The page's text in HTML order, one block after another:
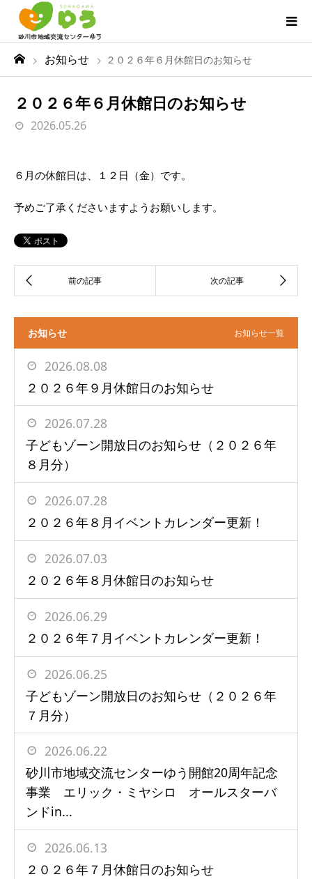
お知らせ ２０２６年６月休館日のお知らせ
２０２６年６月休館日のお知らせ
2026.05.26
６月の休館日は、１２日（金）です。
予めご了承くださいますようお願いします。
お知らせ お知らせ一覧
2026.08.08
２０２６年９月休館日のお知らせ
2026.07.28
子どもゾーン開放日のお知らせ（２０２６年
８月分）
2026.07.28
２０２６年８月イベントカレンダー更新！
2026.07.03
２０２６年８月休館日のお知らせ
2026.06.29
２０２６年７月イベントカレンダー更新！
2026.06.25
子どもゾーン開放日のお知らせ（２０２６年
７月分）
2026.06.22
砂川市地域交流センターゆう開館20周年記念
事業 エリック・ミヤシロ オールスターバ
ンドin...
2026.06.13
２０２６年７月休館日のお知らせ